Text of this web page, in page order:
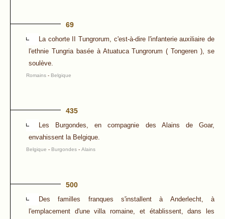
69
La cohorte II Tungrorum, c'est-à-dire l'infanterie auxiliaire de
l'ethnie Tungria basée à Atuatuca Tungrorum ( Tongeren ), se
soulève.
Romains - Belgique
435
Les Burgondes, en compagnie des Alains de Goar,
envahissent la Belgique.
Belgique - Burgondes - Alains
500
Des familles franques s'installent à Anderlecht, à
l'emplacement d'une villa romaine, et établissent, dans les